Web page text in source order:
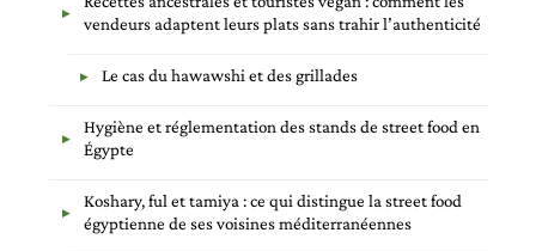
vendeurs adaptent leurs plats sans trahir l’authenticité
Le cas du hawawshi et des grillades
Hygiène et réglementation des stands de street food en
Égypte
Koshary, ful et tamiya : ce qui distingue la street food
égyptienne de ses voisines méditerranéennes